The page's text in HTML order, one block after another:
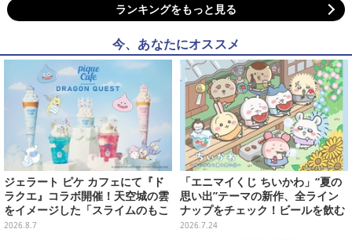
ランキングをもっと見る
今、あなたにオススメ
ジェラート ピケ カフェにて『ド
ラクエ』コラボ開催！天空城の雲
をイメージした「スライムのもこ
もこ天空クレープ」などを提供
2026.8.7
「エニマイくじ ちいかわ」“夏の
思い出”テーマの新作、全ライン
ナップをチェック！ビールを飲む
「くりまんじゅう」ぬいぐるみな
2026.7.24